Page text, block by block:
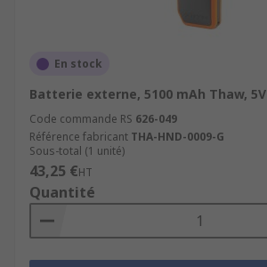
En stock
Batterie externe, 5100 mAh Thaw, 5V
Code commande RS 626-049
Référence fabricant THA-HND-0009-G
Sous-total (1 unité)
43,25 €HT
Quantité